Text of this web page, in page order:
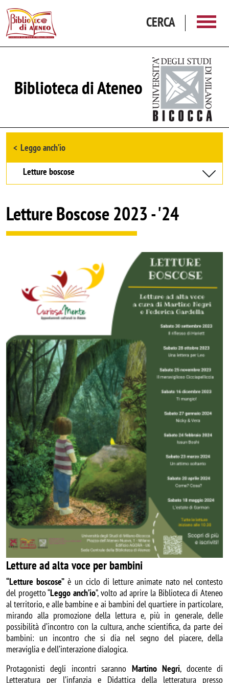
CERCA
Biblioteca di Ateneo
Browse the section
Leggo anch’io
Letture boscose
Letture Boscose 2023 - '24
Letture ad alta voce per bambini
“Letture boscose” è un ciclo di letture animate nato nel contesto
del progetto “Leggo anch’io”, volto ad aprire la Biblioteca di Ateneo
al territorio, e alle bambine e ai bambini del quartiere in particolare,
mirando alla promozione della lettura e, più in generale, delle
possibilità d’incontro con la cultura, anche scientifica, da parte dei
bambini: un incontro che si dia nel segno del piacere, della
meraviglia e dell’interazione dialogica.
Protagonisti degli incontri saranno Martino Negri, docente di
Letteratura per l’infanzia e Didattica della letteratura presso